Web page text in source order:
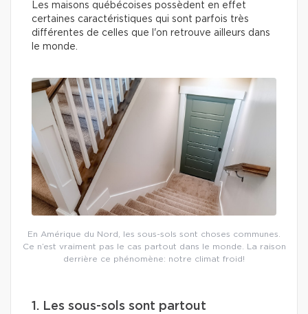
Les maisons québécoises possèdent en effet
certaines caractéristiques qui sont parfois très
différentes de celles que l'on retrouve ailleurs dans
le monde.
En Amérique du Nord, les sous-sols sont choses communes.
Ce n’est vraiment pas le cas partout dans le monde. La raison
derrière ce phénomène: notre climat froid!
1. Les sous-sols sont partout